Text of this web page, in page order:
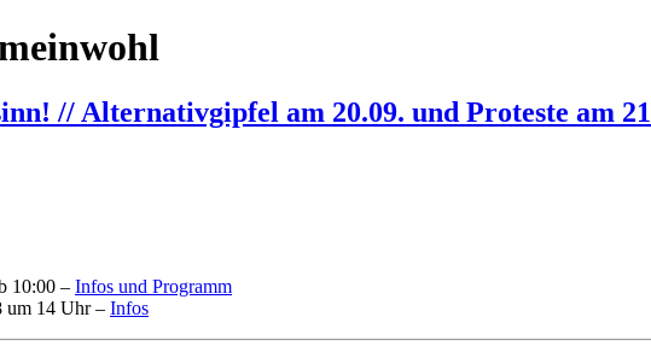
// Alternativgipfel am 20.09. und Proteste am
10:00 – Infos und Programm
um 14 Uhr – Infos